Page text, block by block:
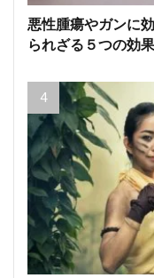
悪性腫瘍やガンに
られざる５つの効果